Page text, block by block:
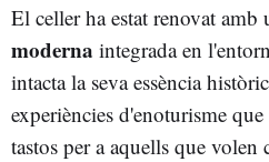
El celler ha estat renovat amb
moderna integrada en
intacta la seva essència
experiències d'enoturisme
tastos per a aquells que volen